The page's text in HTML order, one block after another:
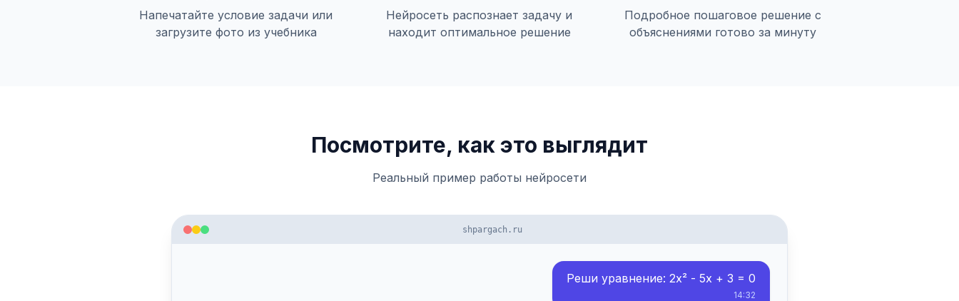
Напечатайте условие задачи или
загрузите фото из учебника
Нейросеть распознает задачу и
находит оптимальное решение
Подробное пошаговое решение с
объяснениями готово за минуту
Посмотрите, как это выглядит
Реальный пример работы нейросети
shpargach.ru
Реши уравнение: 2x² - 5x + 3 = 0
14:32